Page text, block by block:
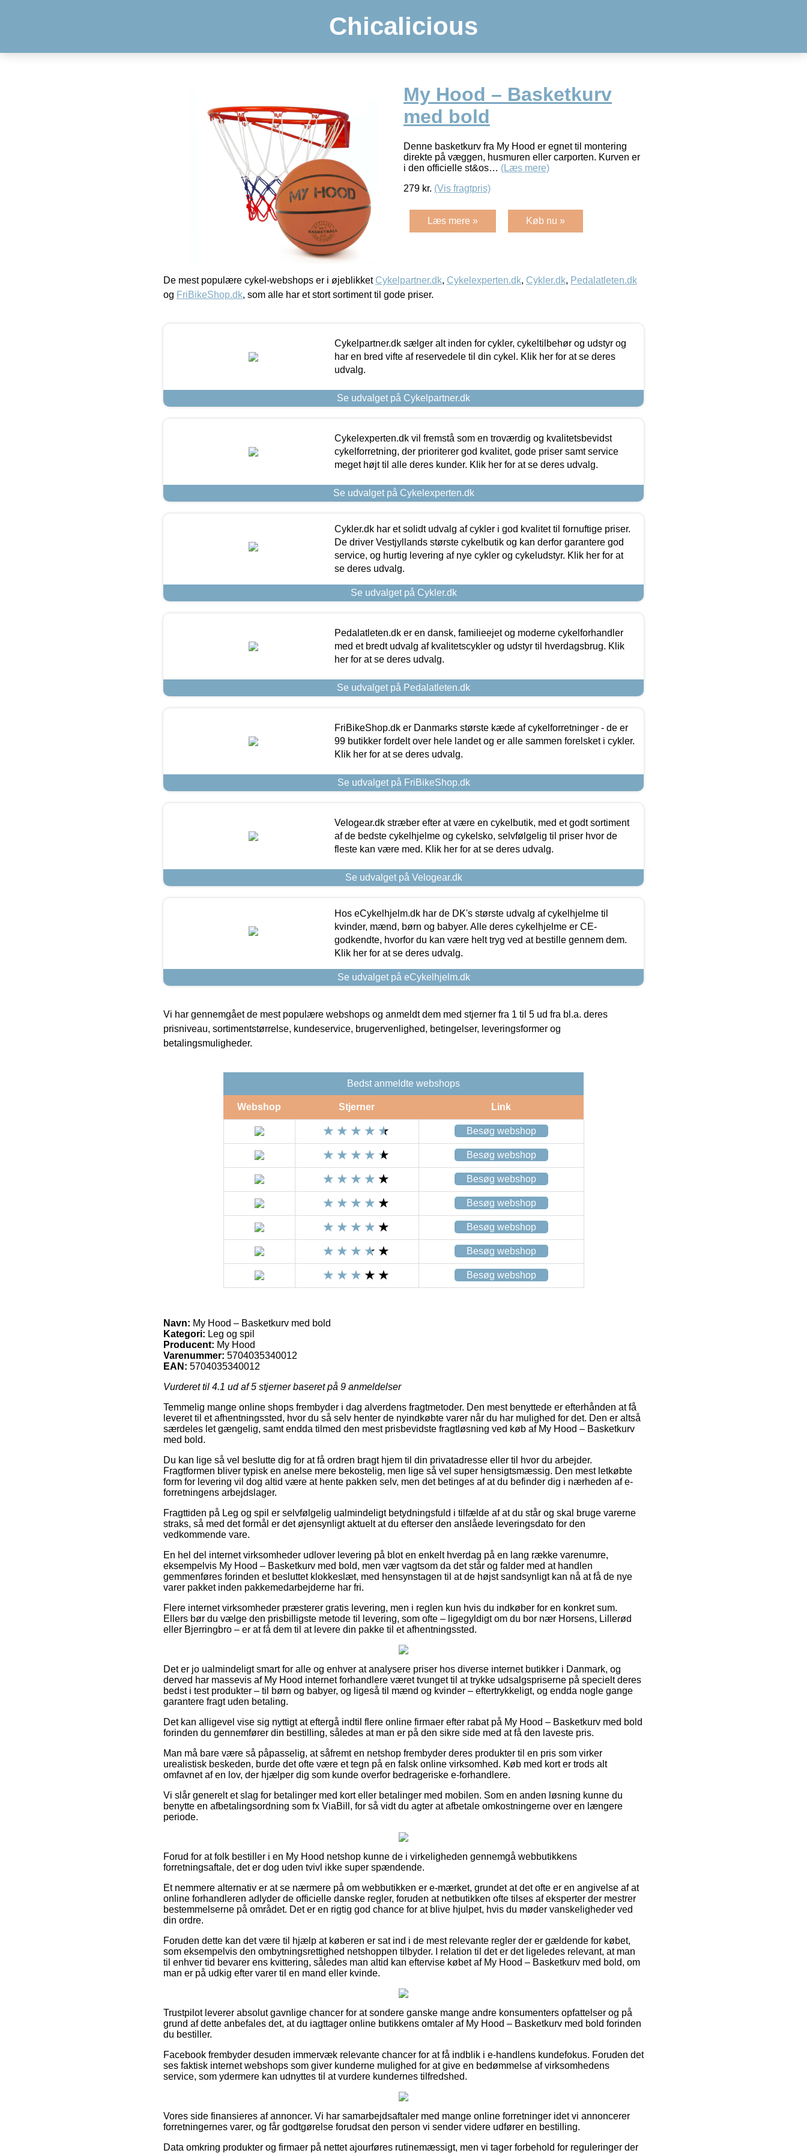
Chicalicious
My Hood – Basketkurv
med bold
Denne basketkurv fra My Hood er egnet til montering
direkte på væggen, husmuren eller carporten. Kurven er
i den officielle st&os… (Læs mere)
279 kr. (Vis fragtpris)
Læs mere » Køb nu »
De mest populære cykel-webshops er i øjeblikket Cykelpartner.dk, Cykelexperten.dk, Cykler.dk, Pedalatleten.dk
og FriBikeShop.dk, som alle har et stort sortiment til gode priser.
Cykelpartner.dk sælger alt inden for cykler, cykeltilbehør og udstyr og
har en bred vifte af reservedele til din cykel. Klik her for at se deres
udvalg.
Se udvalget på Cykelpartner.dk
Cykelexperten.dk vil fremstå som en troværdig og kvalitetsbevidst
cykelforretning, der prioriterer god kvalitet, gode priser samt service
meget højt til alle deres kunder. Klik her for at se deres udvalg.
Se udvalget på Cykelexperten.dk
Cykler.dk har et solidt udvalg af cykler i god kvalitet til fornuftige priser.
De driver Vestjyllands største cykelbutik og kan derfor garantere god
service, og hurtig levering af nye cykler og cykeludstyr. Klik her for at
se deres udvalg.
Se udvalget på Cykler.dk
Pedalatleten.dk er en dansk, familieejet og moderne cykelforhandler
med et bredt udvalg af kvalitetscykler og udstyr til hverdagsbrug. Klik
her for at se deres udvalg.
Se udvalget på Pedalatleten.dk
FriBikeShop.dk er Danmarks største kæde af cykelforretninger - de er
99 butikker fordelt over hele landet og er alle sammen forelsket i cykler.
Klik her for at se deres udvalg.
Se udvalget på FriBikeShop.dk
Velogear.dk stræber efter at være en cykelbutik, med et godt sortiment
af de bedste cykelhjelme og cykelsko, selvfølgelig til priser hvor de
fleste kan være med. Klik her for at se deres udvalg.
Se udvalget på Velogear.dk
Hos eCykelhjelm.dk har de DK's største udvalg af cykelhjelme til
kvinder, mænd, børn og babyer. Alle deres cykelhjelme er CE-
godkendte, hvorfor du kan være helt tryg ved at bestille gennem dem.
Klik her for at se deres udvalg.
Se udvalget på eCykelhjelm.dk
Vi har gennemgået de mest populære webshops og anmeldt dem med stjerner fra 1 til 5 ud fra bl.a. deres
prisniveau, sortimentstørrelse, kundeservice, brugervenlighed, betingelser, leveringsformer og
betalingsmuligheder.
Bedst anmeldte webshops
Webshop Stjerner Link
Besøg webshop
Besøg webshop
Besøg webshop
Besøg webshop
Besøg webshop
Besøg webshop
Besøg webshop
Navn: My Hood – Basketkurv med bold
Kategori: Leg og spil
Producent: My Hood
Varenummer: 5704035340012
EAN: 5704035340012
Vurderet til 4.1 ud af 5 stjerner baseret på 9 anmeldelser
Temmelig mange online shops frembyder i dag alverdens fragtmetoder. Den mest benyttede er efterhånden at få
leveret til et afhentningssted, hvor du så selv henter de nyindkøbte varer når du har mulighed for det. Den er altså
særdeles let gængelig, samt endda tilmed den mest prisbevidste fragtløsning ved køb af My Hood – Basketkurv
med bold.
Du kan lige så vel beslutte dig for at få ordren bragt hjem til din privatadresse eller til hvor du arbejder.
Fragtformen bliver typisk en anelse mere bekostelig, men lige så vel super hensigtsmæssig. Den mest letkøbte
form for levering vil dog altid være at hente pakken selv, men det betinges af at du befinder dig i nærheden af e-
forretningens arbejdslager.
Fragttiden på Leg og spil er selvfølgelig ualmindeligt betydningsfuld i tilfælde af at du står og skal bruge varerne
straks, så med det formål er det øjensynligt aktuelt at du efterser den anslåede leveringsdato for den
vedkommende vare.
En hel del internet virksomheder udlover levering på blot en enkelt hverdag på en lang række varenumre,
eksempelvis My Hood – Basketkurv med bold, men vær vagtsom da det står og falder med at handlen
gemmenføres forinden et besluttet klokkeslæt, med hensynstagen til at de højst sandsynligt kan nå at få de nye
varer pakket inden pakkemedarbejderne har fri.
Flere internet virksomheder præsterer gratis levering, men i reglen kun hvis du indkøber for en konkret sum.
Ellers bør du vælge den prisbilligste metode til levering, som ofte – ligegyldigt om du bor nær Horsens, Lillerød
eller Bjerringbro – er at få dem til at levere din pakke til et afhentningssted.
Det er jo ualmindeligt smart for alle og enhver at analysere priser hos diverse internet butikker i Danmark, og
derved har massevis af My Hood internet forhandlere været tvunget til at trykke udsalgspriserne på specielt deres
bedst i test produkter – til børn og babyer, og ligeså til mænd og kvinder – eftertrykkeligt, og endda nogle gange
garantere fragt uden betaling.
Det kan alligevel vise sig nyttigt at eftergå indtil flere online firmaer efter rabat på My Hood – Basketkurv med bold
forinden du gennemfører din bestilling, således at man er på den sikre side med at få den laveste pris.
Man må bare være så påpasselig, at såfremt en netshop frembyder deres produkter til en pris som virker
urealistisk beskeden, burde det ofte være et tegn på en falsk online virksomhed. Køb med kort er trods alt
omfavnet af en lov, der hjælper dig som kunde overfor bedrageriske e-forhandlere.
Vi slår generelt et slag for betalinger med kort eller betalinger med mobilen. Som en anden løsning kunne du
benytte en afbetalingsordning som fx ViaBill, for så vidt du agter at afbetale omkostningerne over en længere
periode.
Forud for at folk bestiller i en My Hood netshop kunne de i virkeligheden gennemgå webbutikkens
forretningsaftale, det er dog uden tvivl ikke super spændende.
Et nemmere alternativ er at se nærmere på om webbutikken er e-mærket, grundet at det ofte er en angivelse af at
online forhandleren adlyder de officielle danske regler, foruden at netbutikken ofte tilses af eksperter der mestrer
bestemmelserne på området. Det er en rigtig god chance for at blive hjulpet, hvis du møder vanskeligheder ved
din ordre.
Foruden dette kan det være til hjælp at køberen er sat ind i de mest relevante regler der er gældende for købet,
som eksempelvis den ombytningsrettighed netshoppen tilbyder. I relation til det er det ligeledes relevant, at man
til enhver tid bevarer ens kvittering, således man altid kan eftervise købet af My Hood – Basketkurv med bold, om
man er på udkig efter varer til en mand eller kvinde.
Trustpilot leverer absolut gavnlige chancer for at sondere ganske mange andre konsumenters opfattelser og på
grund af dette anbefales det, at du iagttager online butikkens omtaler af My Hood – Basketkurv med bold forinden
du bestiller.
Facebook frembyder desuden immervæk relevante chancer for at få indblik i e-handlens kundefokus. Foruden det
ses faktisk internet webshops som giver kunderne mulighed for at give en bedømmelse af virksomhedens
service, som ydermere kan udnyttes til at vurdere kundernes tilfredshed.
Vores side finansieres af annoncer. Vi har samarbejdsaftaler med mange online forretninger idet vi annoncerer
forretningernes varer, og får godtgørelse forudsat den person vi sender videre udfører en bestilling.
Data omkring produkter og firmaer på nettet ajourføres rutinemæssigt, men vi tager forbehold for reguleringer der